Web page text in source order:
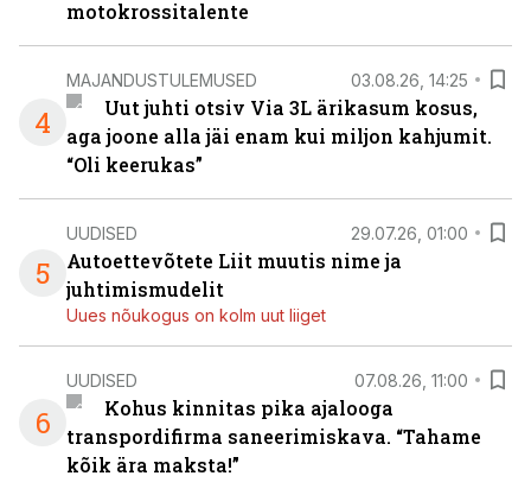
motokrossitalente
4
MAJANDUSTULEMUSED 03.08.26, 14:25
Uut juhti otsiv Via 3L ärikasum kosus,
aga joone alla jäi enam kui miljon kahjumit.
“Oli keerukas”
5
UUDISED 29.07.26, 01:00
Autoettevõtete Liit muutis nime ja
juhtimismudelit
Uues nõukogus on kolm uut liiget
6
UUDISED 07.08.26, 11:00
Kohus kinnitas pika ajalooga
transpordifirma saneerimiskava. “Tahame
kõik ära maksta!”